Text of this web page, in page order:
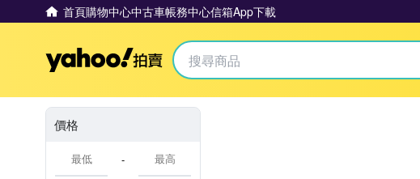
首頁購物中心中古車帳務中心信箱App下載
Yahoo拍賣
價格
-